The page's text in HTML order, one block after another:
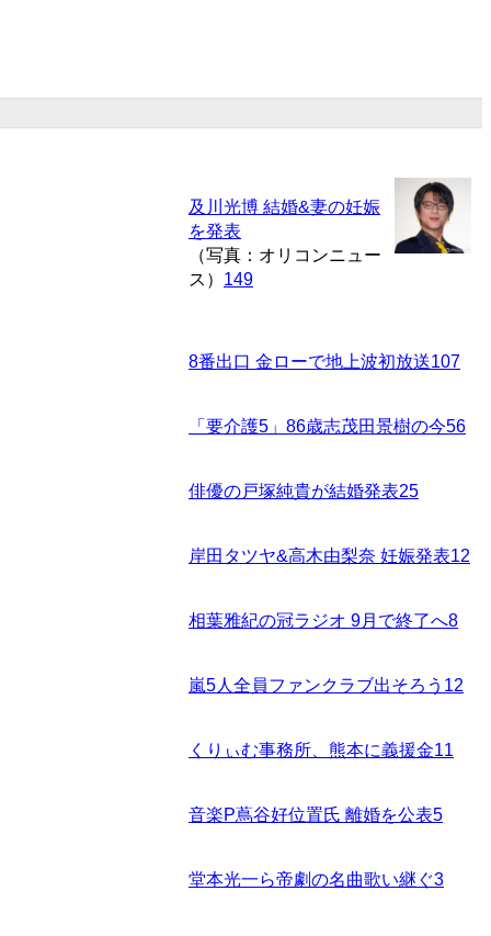
及川光博 結婚&妻の妊娠
を発表
（写真：オリコンニュー
ス） 149
8番出口 金ローで地上波初放送107
「要介護5」86歳志茂田景樹の今56
俳優の戸塚純貴が結婚発表25
岸田タツヤ&高木由梨奈 妊娠発表12
相葉雅紀の冠ラジオ 9月で終了へ8
嵐5人全員ファンクラブ出そろう 12
くりぃむ事務所、熊本に義援金11
音楽P蔦谷好位置氏 離婚を公表5
堂本光一ら帝劇の名曲歌い継ぐ3